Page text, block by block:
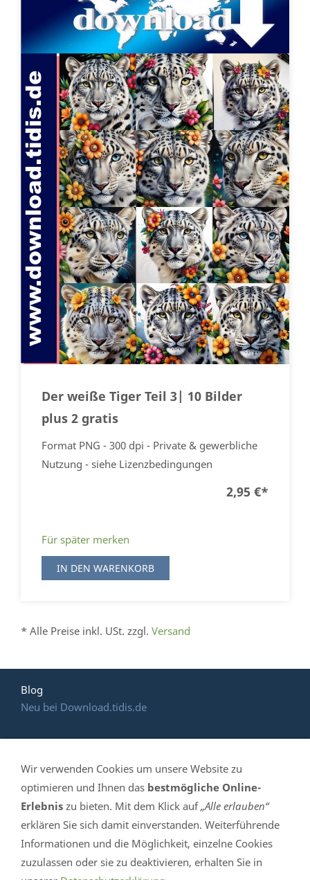
Der weiße Tiger Teil 3| 10 Bilder
plus 2 gratis
Format PNG - 300 dpi - Private & gewerbliche
Nutzung - siehe Lizenzbedingungen
2,95 €*
Für später merken
IN DEN WARENKORB
* Alle Preise inkl. USt. zzgl. Versand
Blog
Neu bei Download.tidis.de
HOTLINE: (035 365)
639 061
TiDis Handelshaus - Mittelstr. 4 in 04895 Falkenberg /
Wir verwenden Cookies um unsere Website zu
optimieren und Ihnen das bestmögliche Online-
Erlebnis zu bieten. Mit dem Klick auf„Alle erlauben“
erklären Sie sich damit einverstanden. Weiterführende
Informationen und die Möglichkeit, einzelne Cookies
zuzulassen oder sie zu deaktivieren, erhalten Sie in